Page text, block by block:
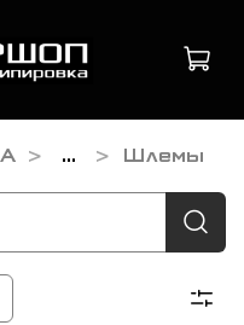
... Шлемы